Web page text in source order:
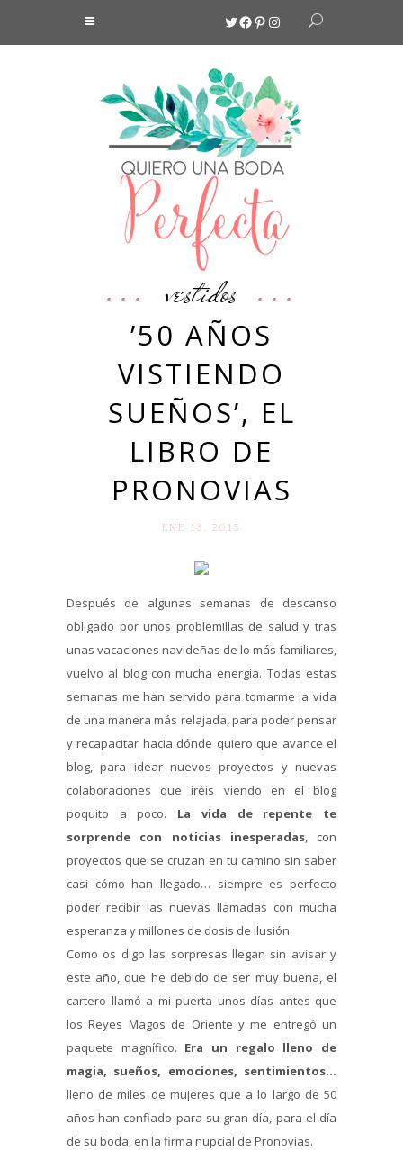
Twitter
Facebook
Pinterest
Instagram
vestidos
’50 AÑOS
VISTIENDO
SUEÑOS’, EL
LIBRO DE
PRONOVIAS
ENE 13. 2015
Después de algunas semanas de descanso
obligado por unos problemillas de salud y tras
unas vacaciones navideñas de lo más familiares,
vuelvo al blog con mucha energía. Todas estas
semanas me han servido para tomarme la vida
de una manera más relajada, para poder pensar
y recapacitar hacia dónde quiero que avance el
blog, para idear nuevos proyectos y nuevas
colaboraciones que iréis viendo en el blog
poquito a poco. La vida de repente te
sorprende con noticias inesperadas, con
proyectos que se cruzan en tu camino sin saber
casi cómo han llegado… siempre es perfecto
poder recibir las nuevas llamadas con mucha
esperanza y millones de dosis de ilusión.
Como os digo las sorpresas llegan sin avisar y
este año, que he debido de ser muy buena, el
cartero llamó a mi puerta unos días antes que
los Reyes Magos de Oriente y me entregó un
paquete magnífico. Era un regalo lleno de
magia, sueños, emociones, sentimientos…
lleno de miles de mujeres que a lo largo de 50
años han confiado para su gran día, para el día
de su boda, en la firma nupcial de Pronovias.